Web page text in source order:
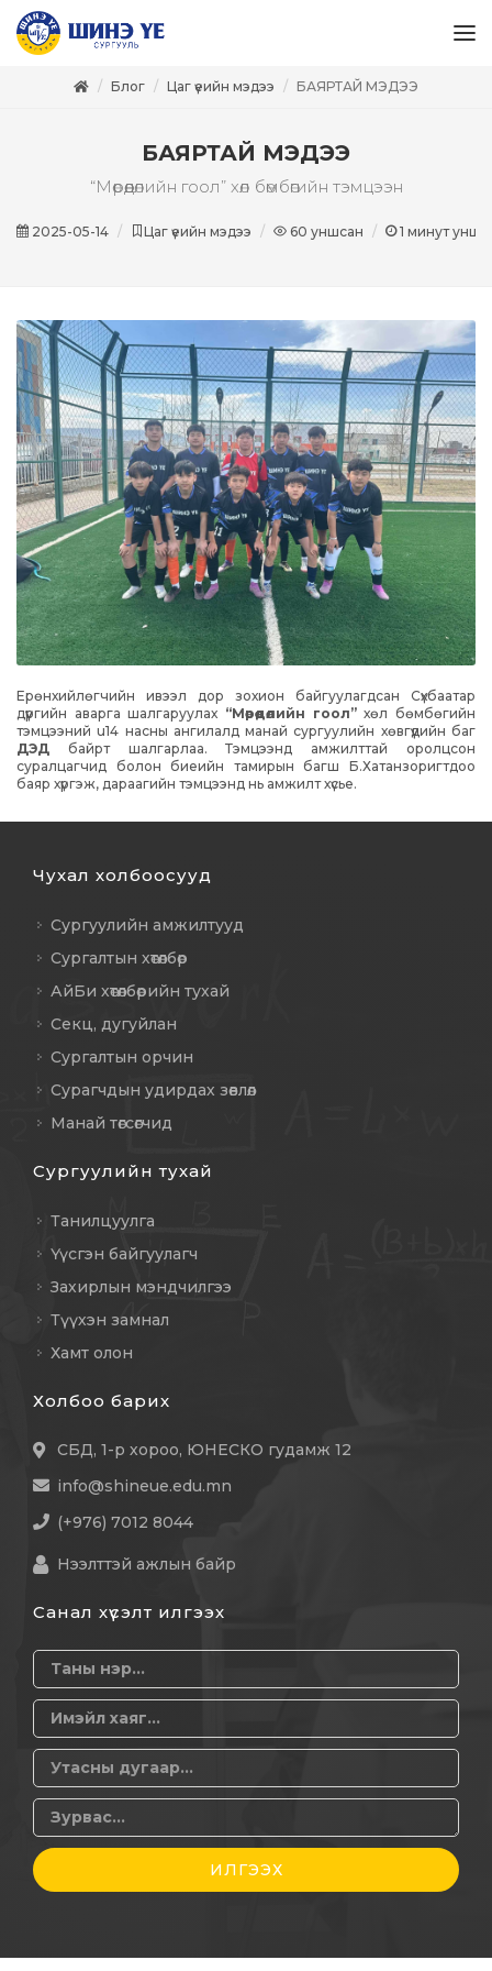
Блог Цаг үеийн мэдээ БАЯРТАЙ МЭДЭЭ
БАЯРТАЙ МЭДЭЭ
“Мөрөөдөлийн гоол” хөл бөмбөгийн тэмцээн
2025-05-14 Цаг үеийн мэдээ 60 уншсан 1 минут
Ерөнхийлөгчийн ивээл дор зохион байгуулагдсан Сүхбаатар
дүүргийн аварга шалгаруулах “Мөрөөдөлийн гоол”хөл бөмбөгийн
тэмцээний u14 насны ангилалд манай сургуулийн хөвгүүдийн баг
ДЭД байрт шалгарлаа. Тэмцээнд амжилттай оролцсон
суралцагчид болон биеийн тамирын багш Б.Хатанзоригтдоо
баяр хүргэж, дараагийн тэмцээнд нь амжилт хүсье.
Чухал холбоосууд
Сургуулийн амжилтууд
Сургалтын хөтөлбөр
АйБи хөтөлбөрийн тухай
Секц, дугуйлан
Сургалтын орчин
Сурагчдын удирдах зөвлөл
Манай төгсөгчид
Сургуулийн тухай
Танилцуулга
Үүсгэн байгуулагч
Захирлын мэндчилгээ
Түүхэн замнал
Хамт олон
Холбоо барих
СБД, 1-р хороо, ЮНЕСКО гудамж 12
info@shineue.edu.mn
(+976) 7012 8044
Нээлттэй ажлын байр
Санал хүсэлт илгээх
ИЛГЭЭХ